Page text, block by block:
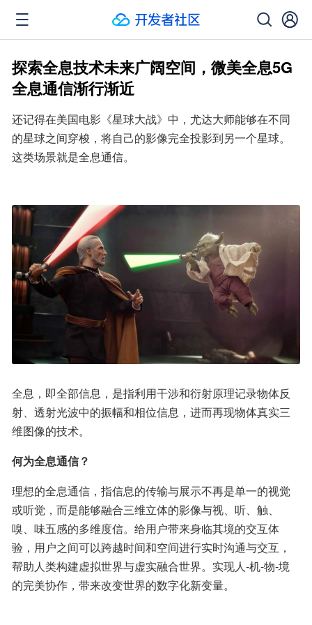
探索全息技术未来广阔空间，微美全息5G
全息通信渐行渐近
还记得在美国电影《星球大战》中，尤达大师能够在不同
的星球之间穿梭，将自己的影像完全投影到另一个星球。
这类场景就是全息通信。
全息，即全部信息，是指利用干涉和衍射原理记录物体反
射、透射光波中的振幅和相位信息，进而再现物体真实三
维图像的技术。
何为全息通信？
理想的全息通信，指信息的传输与展示不再是单一的视觉
或听觉，而是能够融合三维立体的影像与视、听、触、
嗅、味五感的多维度信。给用户带来身临其境的交互体
验，用户之间可以跨越时间和空间进行实时沟通与交互，
帮助人类构建虚拟世界与虚实融合世界。实现人-机-物-境
的完美协作，带来改变世界的数字化新变量。